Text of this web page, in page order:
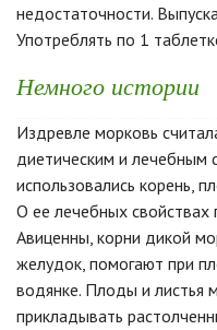
недостаточности.
Употреблять по 1
Немного истории
Издревле морковь
диетическим и лечебным
использовались корень,
О ее лечебных
Авиценны, корни дикой
желудок, помогают при
водянке. Плоды и листья
прикладывать